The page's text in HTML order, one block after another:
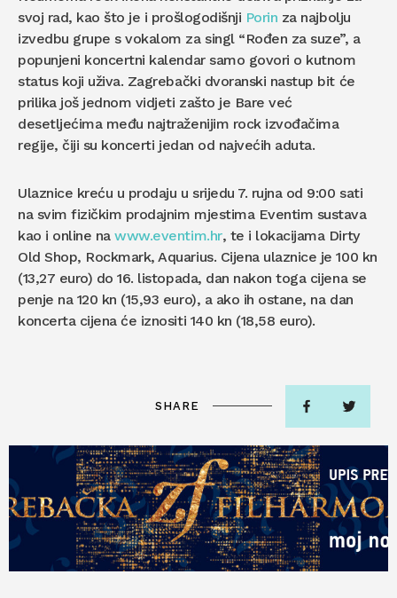
svoj rad, kao što je i prošlogodišnji Porin za najbolju
izvedbu grupe s vokalom za singl “Rođen za suze”, a
popunjeni koncertni kalendar samo govori o kutnom
status koji uživa. Zagrebački dvoranski nastup bit će
prilika još jednom vidjeti zašto je Bare već
desetljećima među najtraženijim rock izvođačima
regije, čiji su koncerti jedan od najvećih aduta.
Ulaznice kreću u prodaju u srijedu 7. rujna od 9:00 sati
na svim fizičkim prodajnim mjestima Eventim sustava
kao i online nawww.eventim.hr, te i lokacijama Dirty
Old Shop, Rockmark, Aquarius. Cijena ulaznice je 100 kn
(13,27 euro) do 16. listopada, dan nakon toga cijena se
penje na 120 kn (15,93 euro), a ako ih ostane, na dan
koncerta cijena će iznositi 140 kn (18,58 euro).
SHARE